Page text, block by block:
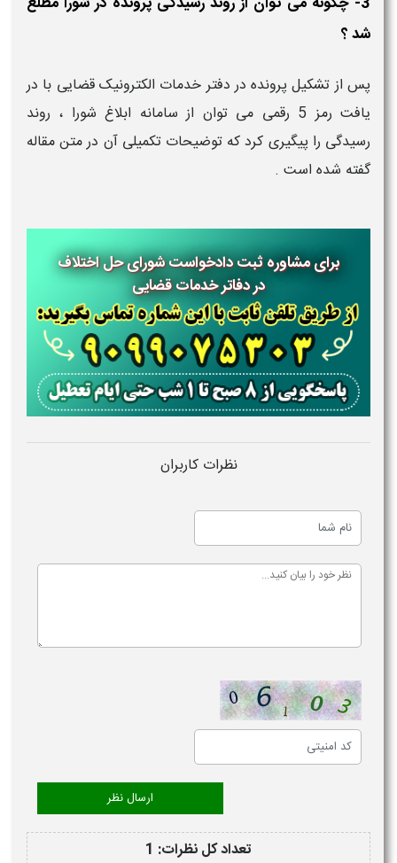
شد ؟
پس از تشکیل پرونده در دفتر خدمات الکترونیک قضایی با در
یافت رمز 5 رقمی می توان از سامانه ابلاغ شورا ، روند
رسیدگی را پیگیری کرد که توضیحات تکمیلی آن در متن مقاله
گفته شده است .
برای مشاوره ثبت دادخواست شورای حل اختلاف
در دفاتر خدمات قضایی
نظرات کاربران
تعداد کل نظرات: 1